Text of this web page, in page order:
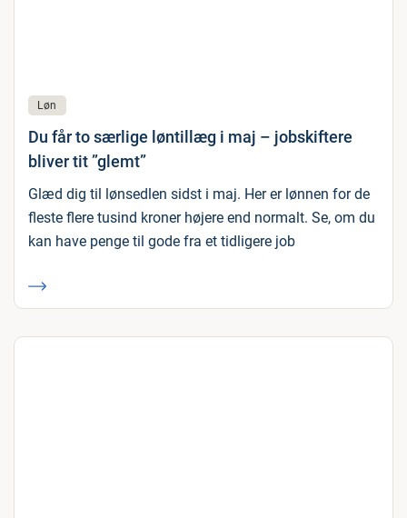
Løn
Du får to særlige løntillæg i maj – jobskiftere
bliver tit ”glemt”
Glæd dig til lønsedlen sidst i maj. Her er lønnen for de
fleste flere tusind kroner højere end normalt. Se, om du
kan have penge til gode fra et tidligere job